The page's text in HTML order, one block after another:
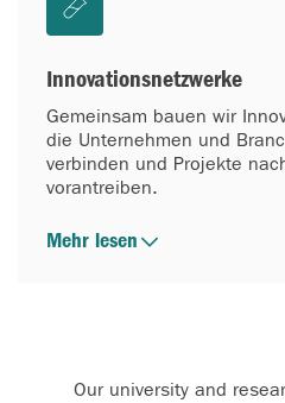
Innovationsnetzwerke
Gemeinsam bauen wir
die Unternehmen und
verbinden und Projekte
vorantreiben.
Mehr lesen
Our university and